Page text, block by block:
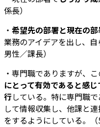
係長）
・ 希望先の部署と現在の
業務のアイデアを出し、
男性／課長）
・専門職でありますが、
にとって有効であると感
行している。特に専門職
して情報収集し、他課と
をするようにしている。（